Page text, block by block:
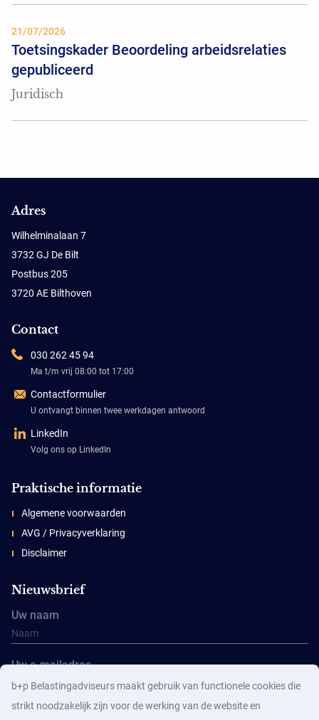
21/07/2026
Toetsingskader Beoordeling arbeidsrelaties
gepubliceerd
Juridisch
Adres
Wilhelminalaan 7
3732 GJ De Bilt
Postbus 205
3720 AE Bilthoven
Contact
030 262 45 94
Ma t/m vrij 08:00 tot 17:00
Contactformulier
U ontvangt binnen twee werkdagen antwoord
LinkedIn
Volg ons op LinkedIn
Praktische informatie
Algemene voorwaarden
AVG / Privacyverklaring
Disclaimer
Nieuwsbrief
Uw naam
Uw e-mailadres
b+p Belastingadviseurs maakt gebruik van functionele cookies die
strikt noodzakelijk zijn voor de werking van de website en